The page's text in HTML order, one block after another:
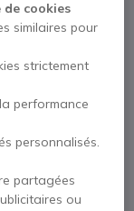
T82/T82EX/T92/;
gratuit
cookies
similaires pour
strictement
performance
personnalisés.
partagées
ou